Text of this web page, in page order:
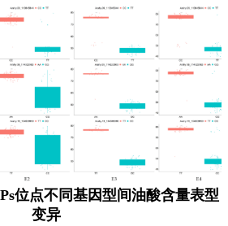
位点不同基因型间油酸含量表型
变异